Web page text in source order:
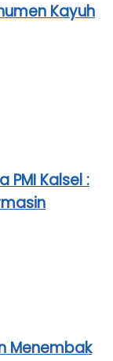
Kayuh
PMI Kalsel :
Menembak